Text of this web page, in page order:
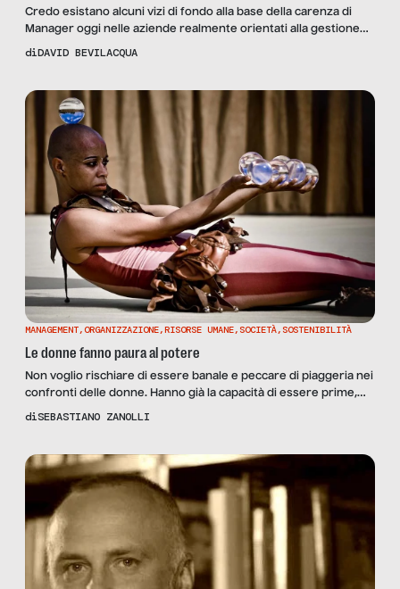
Credo esistano alcuni vizi di fondo alla base della carenza di
Manager oggi nelle aziende realmente orientati alla gestione
delle persone e guidare i processi di cambiamento. Il sistema di
nella crescita manageriale l’unica possibile risposta alle
ambizioni di […]
diDAVID BEVILACQUA
MANAGEMENT,ORGANIZZAZIONE,RISORSE UMANE, SOCIETÀ, SOSTENIBILITÀ
Le donne fanno paura al potere
Non voglio rischiare di essere banale e peccare di piaggeria nei
confronti delle donne. Hanno già la capacità di essere prime,
senza necessità che io, che non sono nessuno, aggiunga
paura nei momenti giusti, mentre chi […]
diSEBASTIANO ZANOLLI